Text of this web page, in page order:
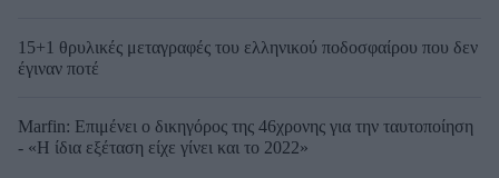
15+1 θρυλικές μεταγραφές του ελληνικού ποδοσφαίρου που δεν
έγιναν ποτέ
Marfin: Επιμένει ο δικηγόρος της 46χρονης για την ταυτοποίηση
- «Η ίδια εξέταση είχε γίνει και το 2022»